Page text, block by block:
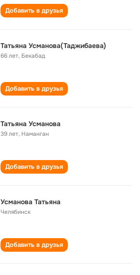
Добавить в друзья
Татьяна Усманова(Таджибаева)
66 лет, Бекабад
Добавить в друзья
Татьяна Усманова
39 лет, Наманган
Добавить в друзья
Усманова Татьяна
Челябинск
Добавить в друзья